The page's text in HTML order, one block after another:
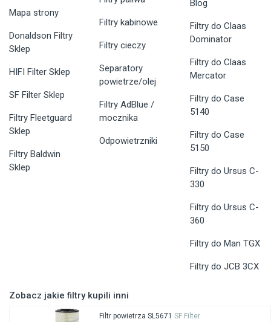
Mapa strony
Donaldson Filtry
Sklep
HIFI Filter Sklep
SF Filter Sklep
Filtry Fleetguard
Sklep
Filtry Baldwin
Sklep
Filtry kabinowe
Filtry cieczy
Separatory
powietrze/olej
Filtry AdBlue /
mocznika
Odpowietrzniki
Blog
Filtry do Claas
Dominator
Filtry do Claas
Mercator
Filtry do Case
5140
Filtry do Case
5150
Filtry do Ursus C-
330
Filtry do Ursus C-
360
Filtry do Man TGX
Filtry do JCB 3CX
Zobacz jakie filtry kupili inni
Filtr powietrza SL5671 SF Filter